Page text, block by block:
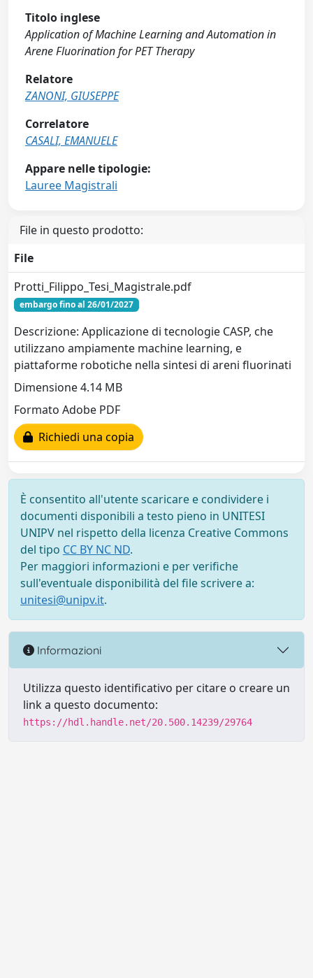
Titolo inglese
Application of Machine Learning and Automation in
Arene Fluorination for PET Therapy
Relatore
ZANONI, GIUSEPPE
Correlatore
CASALI, EMANUELE
Appare nelle tipologie:
Lauree Magistrali
File in questo prodotto:
File
Protti_Filippo_Tesi_Magistrale.pdf
embargo fino al 26/01/2027
Descrizione: Applicazione di tecnologie CASP, che
utilizzano ampiamente machine learning, e
piattaforme robotiche nella sintesi di areni fluorinati
Dimensione 4.14 MB
Formato Adobe PDF
Richiedi una copia
È consentito all'utente scaricare e condividere i
documenti disponibili a testo pieno in UNITESI
UNIPV nel rispetto della licenza Creative Commons
del tipo CC BY NC ND.
Per maggiori informazioni e per verifiche
sull'eventuale disponibilità del file scrivere a:
unitesi@unipv.it.
Informazioni
Utilizza questo identificativo per citare o creare un
link a questo documento:
https://hdl.handle.net/20.500.14239/29764